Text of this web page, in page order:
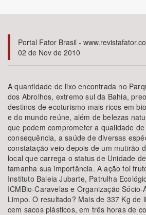
Bioma / Bacia
Tema
Subtema
Área de Levantamento
Área Protegida
Portal Fator Brasil -
02 de Nov de 2010
A quantidade de lixo encontrada no
dos Abrolhos, extremo sul da Bahia,
destinos de ecoturismo mais ricos em
e do mundo reúne, além de belezas
que podem comprometer a qualidade
consequência, a saúde de diversas
constatação veio depois de um mutirão
local que carrega o status de Unidade
tamanha sua importância. A ação foi
Instituto Baleia Jubarte, Patrulha
ICMBio-Caravelas e Organização
Limpo. O resultado? Mais de 337 Kg de
cem sacos plásticos, em três horas de